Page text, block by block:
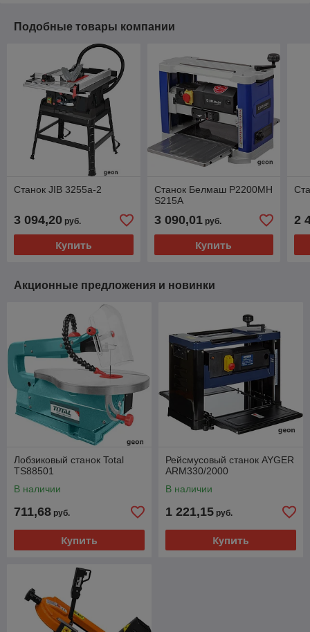
Подобные товары компании
Станок JIB 3255a-2
3 094,20 руб.
Купить
Станок Белмаш P2200MH
S215A
3 090,01руб.
Купить
2
Акционные предложения и новинки
Лобзиковый станок Total
TS88501
В наличии
711,68 руб.
Купить
Рейсмусовый станок AYGER
ARM330/2000
В наличии
1 221,15 руб.
Купить